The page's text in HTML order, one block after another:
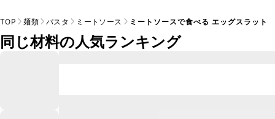
TOP 麺類 パスタ ミートソース ミートソースで食べる エッグスラット
同じ材料の人気ランキング